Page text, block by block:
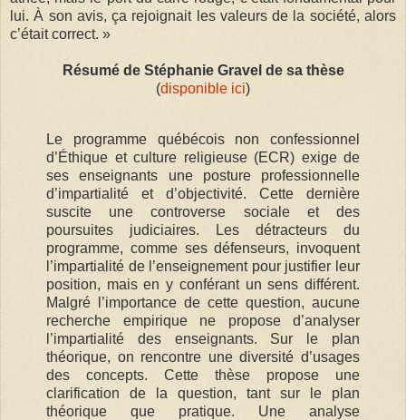
lui. À son avis, ça rejoignait les valeurs de la société, alors
c’était correct. »
Résumé de Stéphanie Gravel de sa thèse
(disponible ici)
Le programme québécois non confessionnel
d’Éthique et culture religieuse (ECR) exige de
ses enseignants une posture professionnelle
d’impartialité et d’objectivité. Cette dernière
suscite une controverse sociale et des
poursuites judiciaires. Les détracteurs du
programme, comme ses défenseurs, invoquent
l’impartialité de l’enseignement pour justifier leur
position, mais en y conférant un sens différent.
Malgré l’importance de cette question, aucune
recherche empirique ne propose d’analyser
l’impartialité des enseignants. Sur le plan
théorique, on rencontre une diversité d’usages
des concepts. Cette thèse propose une
clarification de la question, tant sur le plan
théorique que pratique. Une analyse